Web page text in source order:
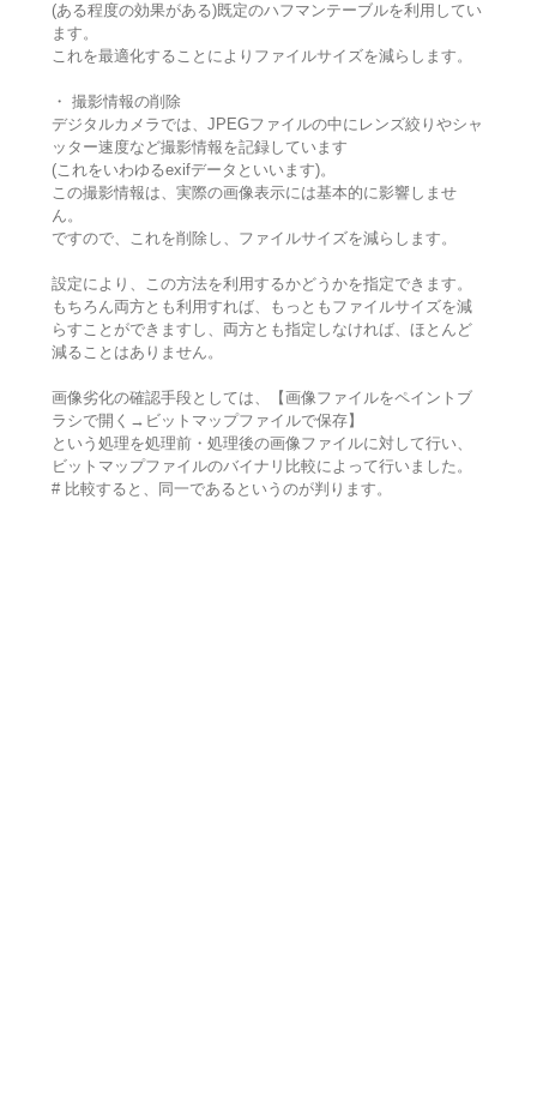
(ある程度の効果がある)既定のハフマンテーブルを利用してい
ます。
これを最適化することによりファイルサイズを減らします。
・ 撮影情報の削除
デジタルカメラでは、JPEGファイルの中にレンズ絞りやシャ
ッター速度など撮影情報を記録しています
(これをいわゆるexifデータといいます)。
この撮影情報は、実際の画像表示には基本的に影響しませ
ん。
ですので、これを削除し、ファイルサイズを減らします。
設定により、この方法を利用するかどうかを指定できます。
もちろん両方とも利用すれば、もっともファイルサイズを減
らすことができますし、両方とも指定しなければ、ほとんど
減ることはありません。
画像劣化の確認手段としては、【画像ファイルをペイントブ
ラシで開く→ビットマップファイルで保存】
という処理を処理前・処理後の画像ファイルに対して行い、
ビットマップファイルのバイナリ比較によって行いました。
# 比較すると、同一であるというのが判ります。